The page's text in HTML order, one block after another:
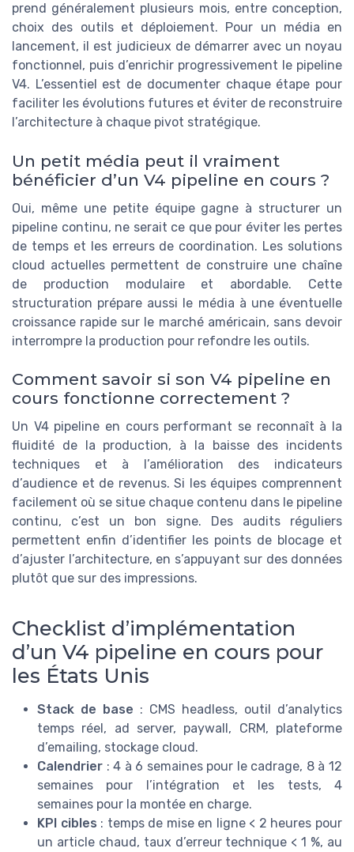
prend généralement plusieurs mois, entre conception,
choix des outils et déploiement. Pour un média en
lancement, il est judicieux de démarrer avec un noyau
fonctionnel, puis d’enrichir progressivement le pipeline
V4. L’essentiel est de documenter chaque étape pour
faciliter les évolutions futures et éviter de reconstruire
l’architecture à chaque pivot stratégique.
Un petit média peut il vraiment
bénéficier d’un V4 pipeline en cours ?
Oui, même une petite équipe gagne à structurer un
pipeline continu, ne serait ce que pour éviter les pertes
de temps et les erreurs de coordination. Les solutions
cloud actuelles permettent de construire une chaîne
de production modulaire et abordable. Cette
structuration prépare aussi le média à une éventuelle
croissance rapide sur le marché américain, sans devoir
interrompre la production pour refondre les outils.
Comment savoir si son V4 pipeline en
cours fonctionne correctement ?
Un V4 pipeline en cours performant se reconnaît à la
fluidité de la production, à la baisse des incidents
techniques et à l’amélioration des indicateurs
d’audience et de revenus. Si les équipes comprennent
facilement où se situe chaque contenu dans le pipeline
continu, c’est un bon signe. Des audits réguliers
permettent enfin d’identifier les points de blocage et
d’ajuster l’architecture, en s’appuyant sur des données
plutôt que sur des impressions.
Checklist d’implémentation
d’un V4 pipeline en cours pour
les États Unis
Stack de base : CMS headless, outil d’analytics
temps réel, ad server, paywall, CRM, plateforme
d’emailing, stockage cloud.
Calendrier : 4 à 6 semaines pour le cadrage, 8 à 12
semaines pour l’intégration et les tests, 4
semaines pour la montée en charge.
KPI cibles : temps de mise en ligne < 2 heures pour
un article chaud, taux d’erreur technique < 1 %, au